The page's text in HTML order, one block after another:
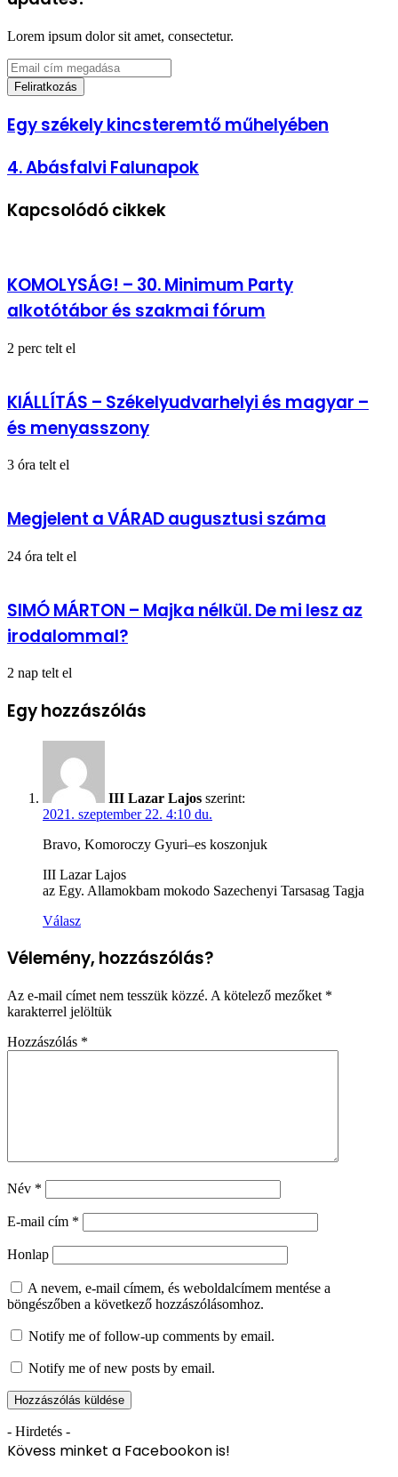
Lorem ipsum dolor sit amet, consectetur.
Email
cím
megadása
Egy
székely
műhelyében
Egy székely kincsteremtő műhelyében
4.
Abásfalvi
4. Abásfalvi Falunapok
Kapcsolódó cikkek
KOMOLYSÁG! – 30. Minimum Party
alkotótábor és szakmai fórum
2 perc telt el
KIÁLLÍTÁS – Székelyudvarhelyi és magyar –
és menyasszony
3 óra telt el
Megjelent a VÁRAD augusztusi száma
24 óra telt el
SIMÓ MÁRTON – Majka nélkül. De mi lesz az
irodalommal?
2 nap telt el
Egy hozzászólás
III Lazar Lajos szerint:
2021. szeptember 22. 4:10 du.
Bravo, Komoroczy Gyuri–es koszonjuk
III Lazar Lajos
az Egy. Allamokbam mokodo Sazechenyi Tarsasag Tagja
Válasz
Vélemény, hozzászólás?
Az e-mail címet nem tesszük közzé. A kötelező mezőket *
karakterrel jelöltük
Hozzászólás *
Név *
E-mail cím *
Honlap
A nevem, e-mail címem, és weboldalcímem mentése a
böngészőben a következő hozzászólásomhoz.
Notify me of follow-up comments by email.
Notify me of new posts by email.
- Hirdetés -
Kövess minket a Facebookon is!